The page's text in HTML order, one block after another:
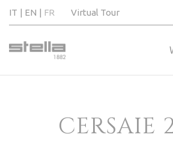
IT EN FR Virtual Tour
CERSAIE